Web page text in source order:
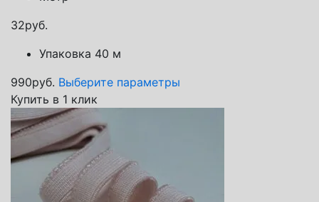
32руб.
Упаковка 40 м
990руб. Выберите параметры
Купить в 1 клик